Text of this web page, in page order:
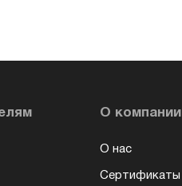
О компании
О нас
Сертификаты